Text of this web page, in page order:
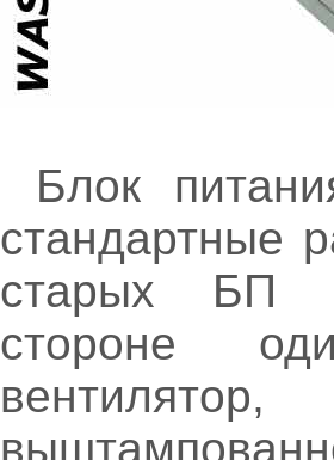
Блок
стандартные
старых БП
стороне